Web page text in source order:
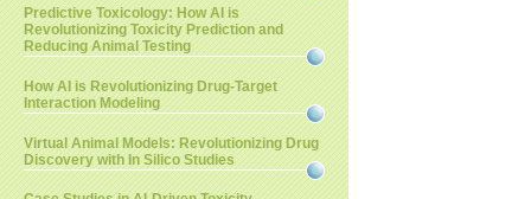
Predictive Toxicology: How AI is
Revolutionizing Toxicity Prediction and
Reducing Animal Testing
How AI is Revolutionizing Drug-Target
Interaction Modeling
Virtual Animal Models: Revolutionizing Drug
Discovery with In Silico Studies